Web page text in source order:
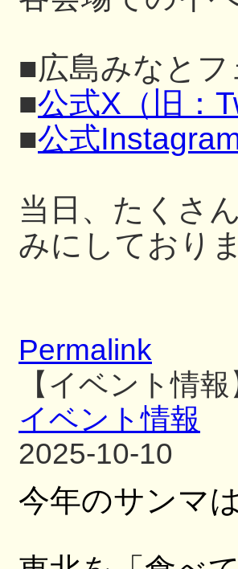
■広島みなとフ
■公式X（旧：
■公式
当日、たくさ
みにしておりま
Permalink
【イベント情
イベント情報
2025-10-10
今年のサンマ